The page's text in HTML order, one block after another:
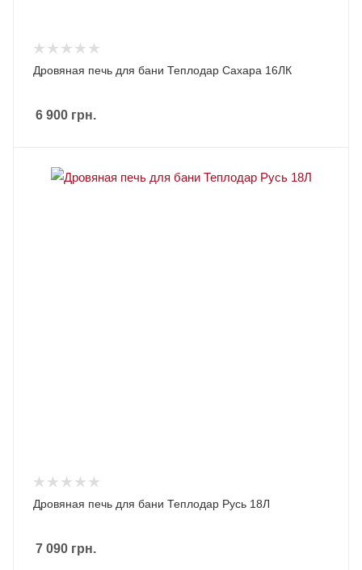
Дровяная печь для бани Теплодар Сахара 16ЛК
6 900 грн.
Дровяная печь для бани Теплодар Русь 18Л
7 090 грн.